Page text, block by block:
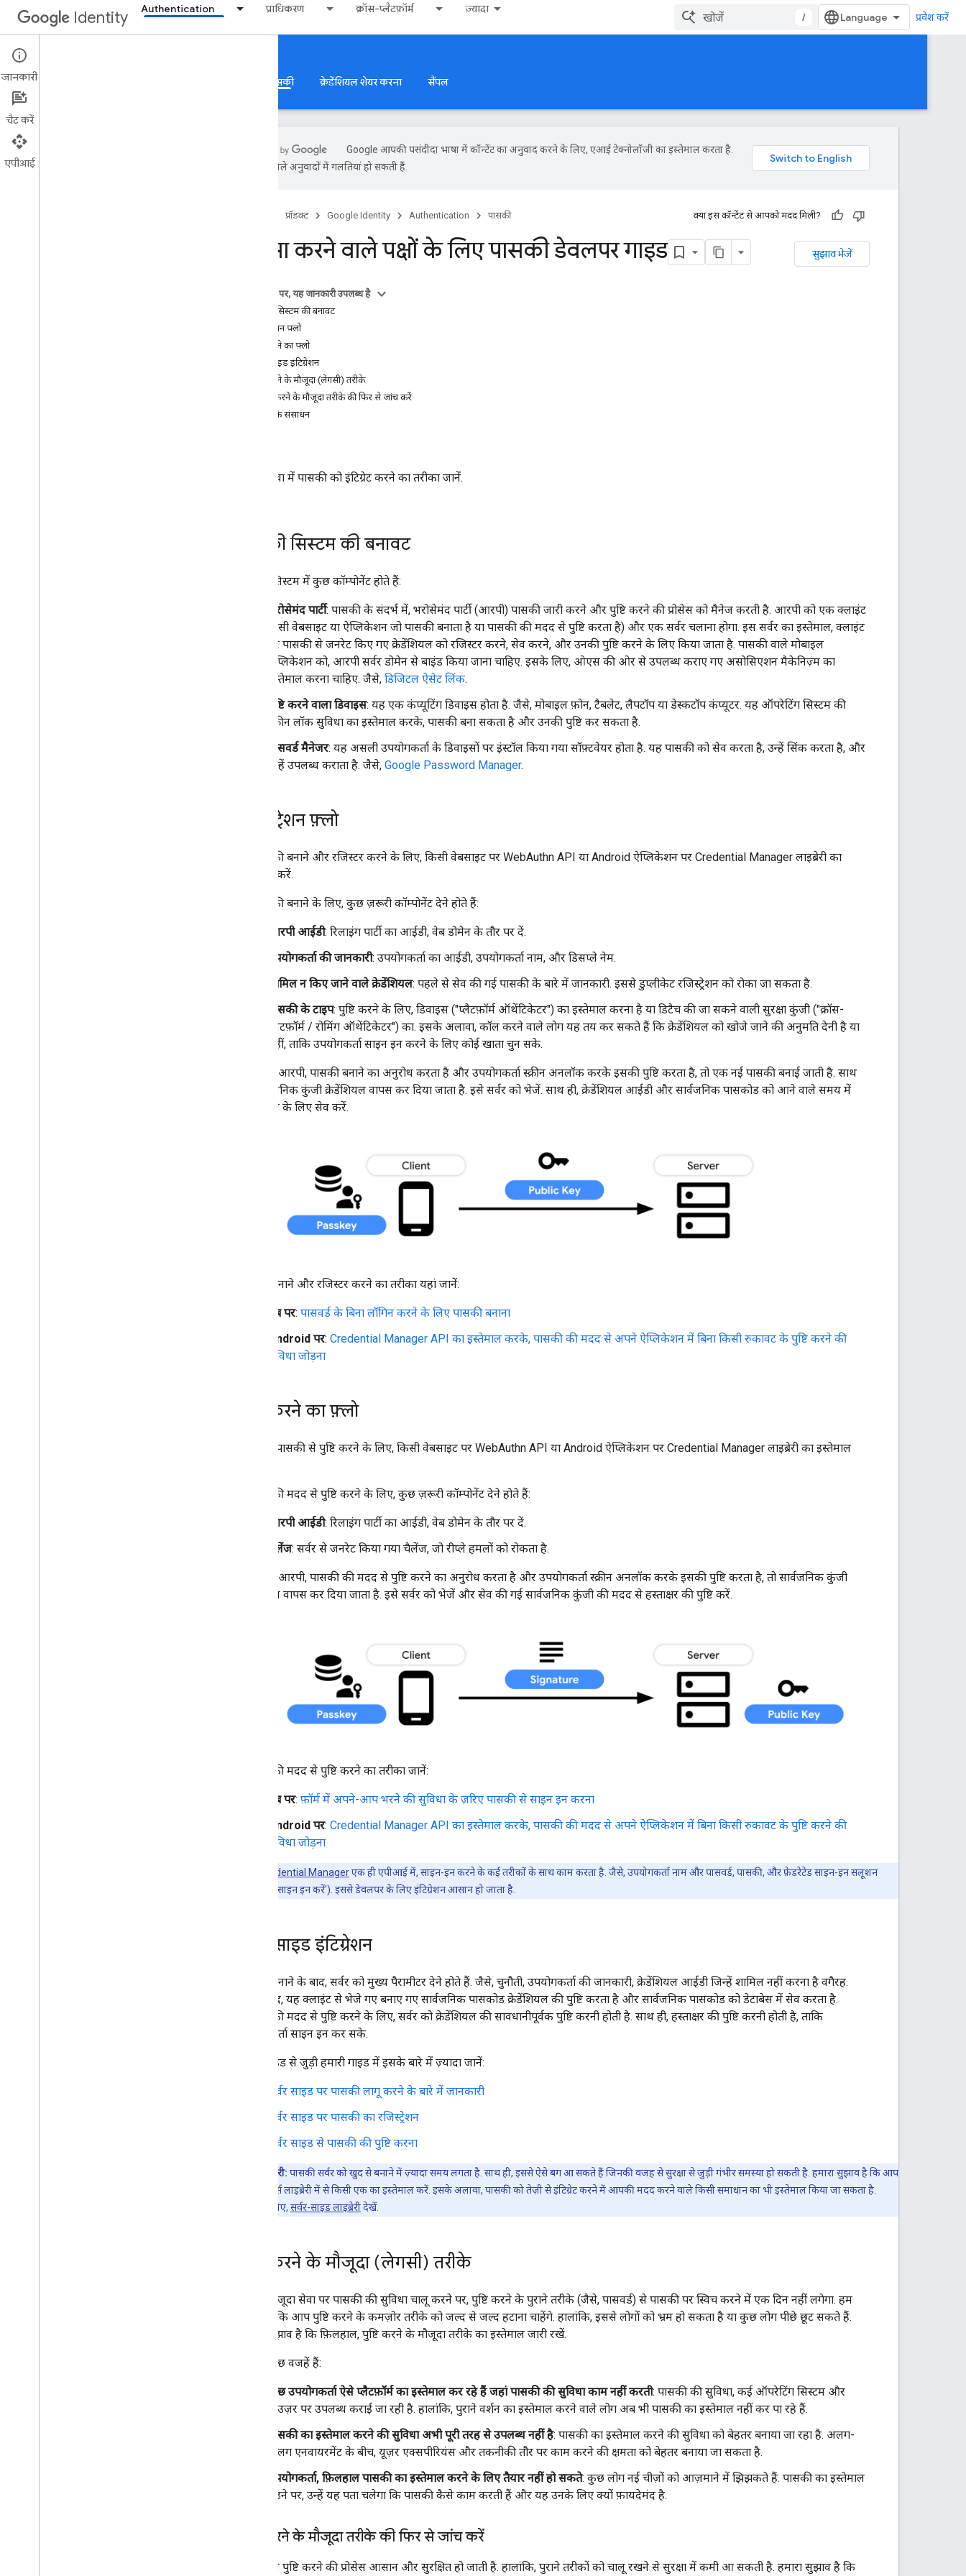
Identity Authentication प्राधिकरण क्रॉस-प्लैटफ़ॉर्म ज़्यादा
/ प्रवेश करें
Authentication
Google से साइन इन करें पासकी क्रेडेंशियल शेयर करना सैंपल
Google आपकी पसंदीदा भाषा में कॉन्टेंट का अनुवाद करने के लिए, एआई टेक्नोलॉजी का इस्तेमाल करता है.
एआई से मिले अनुवादों में गलतियां हो सकती हैं.
प्रॉडक्ट Google Identity Authentication पासकी क्या इस कॉन्टेंट से आपको मदद मिली?
सुझाव भेजें
भरोसा करने वाले पक्षों के लिए पासकी डेवलपर गाइड
इस पेज पर, यह जानकारी उपलब्ध है
पासकी सिस्टम की बनावट
रजिस्ट्रेशन फ़्लो
पुष्टि करने का फ़्लो
सर्वर साइड इंटिग्रेशन
पुष्टि करने के मौजूदा (लेगसी) तरीके
पुष्टि करने के मौजूदा तरीके की फिर से जांच करें
सीखने के संसाधन
अपनी सेवा में पासकी को इंटिग्रेट करने का तरीका जानें.
पासकी सिस्टम की बनावट
पासकी सिस्टम में कुछ कॉम्पोनेंट होते हैं:
भरोसेमंद पार्टी: पासकी के संदर्भ में, भरोसेमंद पार्टी (आरपी) पासकी जारी करने और पुष्टि करने की प्रोसेस को मैनेज करती है. आरपी को एक क्लाइंट
(ऐसी वेबसाइट या ऐप्लिकेशन जो पासकी बनाता है या पासकी की मदद से पुष्टि करता है) और एक सर्वर चलाना होगा. इस सर्वर का इस्तेमाल, क्लाइंट
पर पासकी से जनरेट किए गए क्रेडेंशियल को रजिस्टर करने, सेव करने, और उनकी पुष्टि करने के लिए किया जाता है. पासकी वाले मोबाइल
ऐप्लिकेशन को, आरपी सर्वर डोमेन से बाइंड किया जाना चाहिए. इसके लिए, ओएस की ओर से उपलब्ध कराए गए असोसिएशन मैकेनिज़्म का
इस्तेमाल करना चाहिए. जैसे, डिजिटल ऐसेट लिंक.
पुष्टि करने वाला डिवाइस: यह एक कंप्यूटिंग डिवाइस होता है. जैसे, मोबाइल फ़ोन, टैबलेट, लैपटॉप या डेस्कटॉप कंप्यूटर. यह ऑपरेटिंग सिस्टम की
स्क्रीन लॉक सुविधा का इस्तेमाल करके, पासकी बना सकता है और उनकी पुष्टि कर सकता है.
पासवर्ड मैनेजर: यह असली उपयोगकर्ता के डिवाइसों पर इंस्टॉल किया गया सॉफ़्टवेयर होता है. यह पासकी को सेव करता है, उन्हें सिंक करता है, और
उन्हें उपलब्ध कराता है. जैसे, Google Password Manager.
रजिस्ट्रेशन फ़्लो
नई पासकी बनाने और रजिस्टर करने के लिए, किसी वेबसाइट पर WebAuthn API या Android ऐप्लिकेशन पर Credential Manager लाइब्रेरी का
इस्तेमाल करें.
नई पासकी बनाने के लिए, कुछ ज़रूरी कॉम्पोनेंट देने होते हैं:
आरपी आईडी: रिलाइंग पार्टी का आईडी, वेब डोमेन के तौर पर दें.
उपयोगकर्ता की जानकारी: उपयोगकर्ता का आईडी, उपयोगकर्ता नाम, और डिसप्ले नेम.
शामिल न किए जाने वाले क्रेडेंशियल: पहले से सेव की गई पासकी के बारे में जानकारी. इससे डुप्लीकेट रजिस्ट्रेशन को रोका जा सकता है.
पासकी के टाइप: पुष्टि करने के लिए, डिवाइस ("प्लैटफ़ॉर्म ऑथेंटिकेटर") का इस्तेमाल करना है या डिटैच की जा सकने वाली सुरक्षा कुंजी ("क्रॉस-
प्लैटफ़ॉर्म / रोमिंग ऑथेंटिकेटर") का. इसके अलावा, कॉल करने वाले लोग यह तय कर सकते हैं कि क्रेडेंशियल को खोजे जाने की अनुमति देनी है या
नहीं, ताकि उपयोगकर्ता साइन इन करने के लिए कोई खाता चुन सके.
जब कोई आरपी, पासकी बनाने का अनुरोध करता है और उपयोगकर्ता स्क्रीन अनलॉक करके इसकी पुष्टि करता है, तो एक नई पासकी बनाई जाती है. साथ
ही, सार्वजनिक कुंजी क्रेडेंशियल वापस कर दिया जाता है. इसे सर्वर को भेजें. साथ ही, क्रेडेंशियल आईडी और सार्वजनिक पासकोड को आने वाले समय में
पुष्टि करने के लिए सेव करें.
पासकी बनाने और रजिस्टर करने का तरीका यहां जानें:
वेब पर: पासवर्ड के बिना लॉगिन करने के लिए पासकी बनाना
Android पर: Credential Manager API का इस्तेमाल करके, पासकी की मदद से अपने ऐप्लिकेशन में बिना किसी रुकावट के पुष्टि करने की
सुविधा जोड़ना
पुष्टि करने का फ़्लो
पंजीकृत पासकी से पुष्टि करने के लिए, किसी वेबसाइट पर WebAuthn API या Android ऐप्लिकेशन पर Credential Manager लाइब्रेरी का इस्तेमाल
पासकी की मदद से पुष्टि करने के लिए, कुछ ज़रूरी कॉम्पोनेंट देने होते हैं:
आरपी आईडी: रिलाइंग पार्टी का आईडी, वेब डोमेन के तौर पर दें.
चैलेंज: सर्वर से जनरेट किया गया चैलेंज, जो रीप्ले हमलों को रोकता है.
जब कोई आरपी, पासकी की मदद से पुष्टि करने का अनुरोध करता है और उपयोगकर्ता स्क्रीन अनलॉक करके इसकी पुष्टि करता है, तो सार्वजनिक कुंजी
क्रेडेंशियल वापस कर दिया जाता है. इसे सर्वर को भेजें और सेव की गई सार्वजनिक कुंजी की मदद से हस्ताक्षर की पुष्टि करें.
पासकी की मदद से पुष्टि करने का तरीका जानें:
वेब पर: फ़ॉर्म में अपने-आप भरने की सुविधा के ज़रिए पासकी से साइन इन करना
Android पर: Credential Manager API का इस्तेमाल करके, पासकी की मदद से अपने ऐप्लिकेशन में बिना किसी रुकावट के पुष्टि करने की
सुविधा जोड़ना
Credential Managerएक ही एपीआई में, साइन-इन करने के कई तरीकों के साथ काम करता है. जैसे, उपयोगकर्ता नाम और पासवर्ड, पासकी, और फ़ेडरेटेड साइन-इन सलूशन
(जैसे, 'Google से साइन इन करें'). इससे डेवलपर के लिए इंटिग्रेशन आसान हो जाता है.
सर्वर साइड इंटिग्रेशन
पासकी बनाने के बाद, सर्वर को मुख्य पैरामीटर देने होते हैं. जैसे, चुनौती, उपयोगकर्ता की जानकारी, क्रेडेंशियल आईडी जिन्हें शामिल नहीं करना है वगैरह.
इसके बाद, यह क्लाइंट से भेजे गए बनाए गए सार्वजनिक पासकोड क्रेडेंशियल की पुष्टि करता है और सार्वजनिक पासकोड को डेटाबेस में सेव करता है.
पासकी की मदद से पुष्टि करने के लिए, सर्वर को क्रेडेंशियल की सावधानीपूर्वक पुष्टि करनी होती है. साथ ही, हस्ताक्षर की पुष्टि करनी होती है, ताकि
उपयोगकर्ता साइन इन कर सके.
सर्वर-साइड से जुड़ी हमारी गाइड में इसके बारे में ज़्यादा जानें:
सर्वर साइड पर पासकी लागू करने के बारे में जानकारी
सर्वर साइड पर पासकी का रजिस्ट्रेशन
सर्वर साइड से पासकी की पुष्टि करना
अहम जानकारी: पासकी सर्वर को खुद से बनाने में ज़्यादा समय लगता है. साथ ही, इससे ऐसे बग आ सकते हैं जिनकी वजह से सुरक्षा से जुड़ी गंभीर समस्या हो सकती है. हमारा सुझाव है कि आप
उपलब्ध ओपन-सोर्स लाइब्रेरी में से किसी एक का इस्तेमाल करें. इसके अलावा, पासकी को तेज़ी से इंटिग्रेट करने में आपकी मदद करने वाले किसी समाधान का भी इस्तेमाल किया जा सकता है.
ज़्यादा जानने के लिए, सर्वर-साइड लाइब्रेरीदेखें.
पुष्टि करने के मौजूदा (लेगसी) तरीके
अपनी मौजूदा सेवा पर पासकी की सुविधा चालू करने पर, पुष्टि करने के पुराने तरीके (जैसे, पासवर्ड) से पासकी पर स्विच करने में एक दिन नहीं लगेगा. हम
जानते हैं कि आप पुष्टि करने के कमज़ोर तरीके को जल्द से जल्द हटाना चाहेंगे. हालांकि, इससे लोगों को भ्रम हो सकता है या कुछ लोग पीछे छूट सकते हैं.
हमारा सुझाव है कि फ़िलहाल, पुष्टि करने के मौजूदा तरीके का इस्तेमाल जारी रखें.
इसकी कुछ वजहें हैं:
कुछ उपयोगकर्ता ऐसे प्लैटफ़ॉर्म का इस्तेमाल कर रहे हैं जहां पासकी की सुविधा काम नहीं करती: पासकी की सुविधा, कई ऑपरेटिंग सिस्टम और
ब्राउज़र पर उपलब्ध कराई जा रही है. हालांकि, पुराने वर्शन का इस्तेमाल करने वाले लोग अब भी पासकी का इस्तेमाल नहीं कर पा रहे हैं.
पासकी का इस्तेमाल करने की सुविधा अभी पूरी तरह से उपलब्ध नहीं है: पासकी का इस्तेमाल करने की सुविधा को बेहतर बनाया जा रहा है. अलग-
अलग एनवायरमेंट के बीच, यूज़र एक्सपीरियंस और तकनीकी तौर पर काम करने की क्षमता को बेहतर बनाया जा सकता है.
उपयोगकर्ता, फ़िलहाल पासकी का इस्तेमाल करने के लिए तैयार नहीं हो सकते: कुछ लोग नई चीज़ों को आज़माने में झिझकते हैं. पासकी का इस्तेमाल
बढ़ने पर, उन्हें यह पता चलेगा कि पासकी कैसे काम करती हैं और यह उनके लिए क्यों फ़ायदेमंद है.
पुष्टि करने के मौजूदा तरीके की फिर से जांच करें
पासकी से पुष्टि करने की प्रोसेस आसान और सुरक्षित हो जाती है. हालांकि, पुराने तरीकों को चालू रखने से सुरक्षा में कमी आ सकती है. हमारा सुझाव है कि
जानकारी
चैट करें
एपीआई